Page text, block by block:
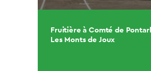
Fruitière à Comté de
Les Monts de Joux